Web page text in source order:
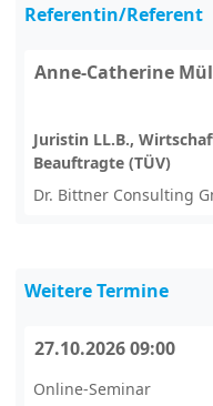
Referentin/Referent
Anne-Catherine
Juristin LL.B.,
Beauftragte (TÜV)
Dr. Bittner Consulting
Weitere Termine
27.10.2026 09:00
Online-Seminar